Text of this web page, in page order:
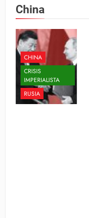
China
CHINA
CRISIS
IMPERIALISTA
RUSIA